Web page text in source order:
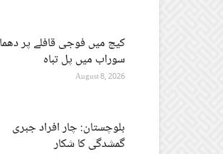
کیچ میں فوجی قافلے پر
سوراب میں پل تباہ
August 8, 2026
بلوچستان: چار افراد جبری
گمشدگی کا شکار